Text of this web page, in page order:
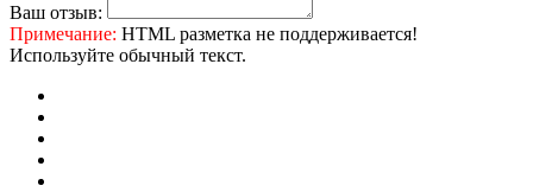
Ваш отзыв:
Примечание: HTML разметка не поддерживается!
Используйте обычный текст.